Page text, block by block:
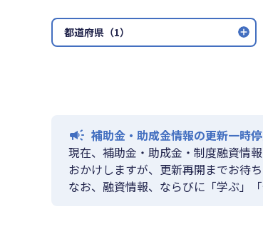
都道府県（1）
補助金・助成金情報の更新一時
現在、補助金・助成金・制度融資情
おかけしますが、更新再開までお待
なお、融資情報、ならびに「学ぶ」